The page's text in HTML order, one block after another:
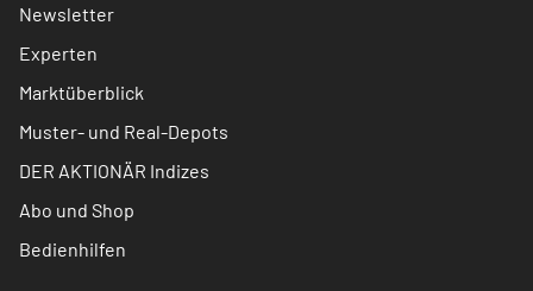
Newsletter
Experten
Marktüberblick
Muster- und Real-Depots
DER AKTIONÄR Indizes
Abo und Shop
Bedienhilfen